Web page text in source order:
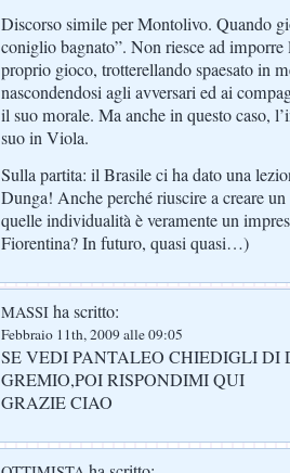
Discorso simile per Montolivo. Quando
coniglio bagnato”. Non riesce ad
proprio gioco, trotterellando spaesato in
nascondendosi agli avversari ed ai
il suo morale. Ma anche in questo caso,
suo in Viola.
Sulla partita: il Brasile ci ha dato una
Dunga! Anche perché riuscire a creare
quelle individualità è veramente un
Fiorentina? In futuro, quasi quasi…)
MASSI ha scritto:
Febbraio 11th, 2009 alle 09:05
SE VEDI PANTALEO CHIEDIGLI DI
GREMIO,POI RISPONDIMI QUI
GRAZIE CIAO